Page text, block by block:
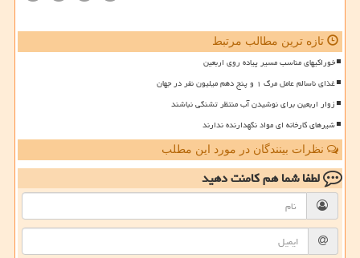
تازه ترین مطالب مرتبط
خوراکیهای مناسب مسیر پیاده روی اربعین
غذای ناسالم عامل مرگ ۱ و پنج دهم میلیون نفر در جهان
زوار اربعین برای نوشیدن آب منتظر تشنگی نباشند
شیرهای کارخانه ای مواد نگهدارنده ندارند
نظرات بینندگان در مورد این مطلب
لطفا شما همکامنت دهید